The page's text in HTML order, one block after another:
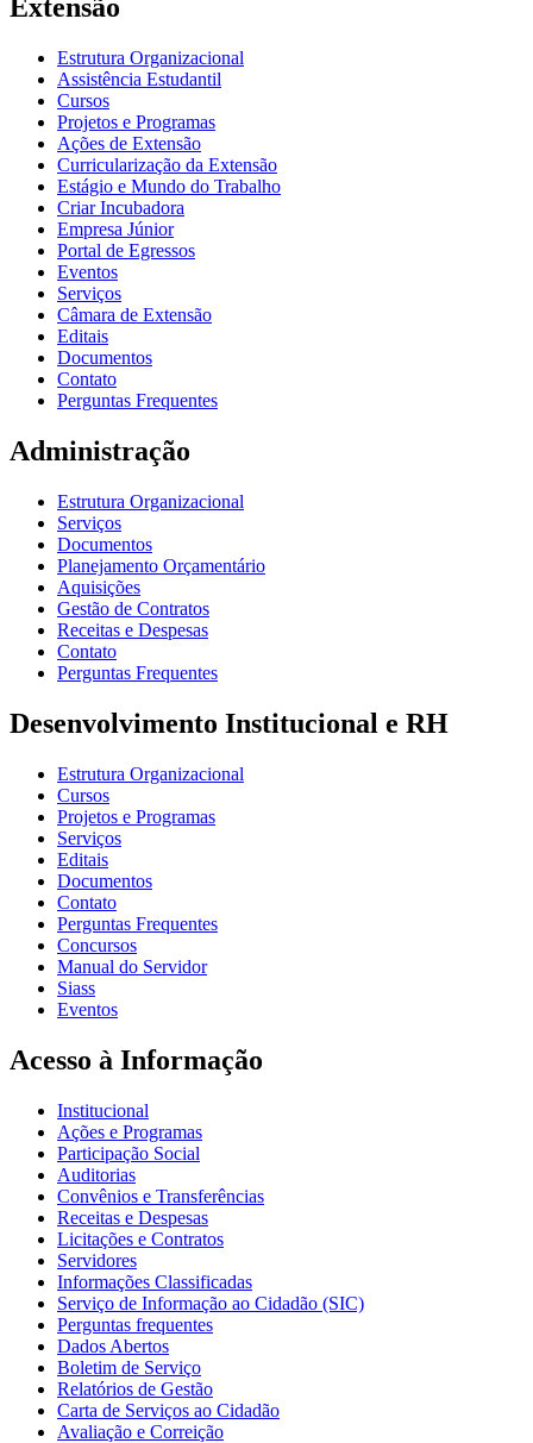
Extensão
Estrutura Organizacional
Assistência Estudantil
Cursos
Projetos e Programas
Ações de Extensão
Curricularização da Extensão
Estágio e Mundo do Trabalho
Criar Incubadora
Empresa Júnior
Portal de Egressos
Eventos
Serviços
Câmara de Extensão
Editais
Documentos
Contato
Perguntas Frequentes
Administração
Estrutura Organizacional
Serviços
Documentos
Planejamento Orçamentário
Aquisições
Gestão de Contratos
Receitas e Despesas
Contato
Perguntas Frequentes
Desenvolvimento Institucional e RH
Estrutura Organizacional
Cursos
Projetos e Programas
Serviços
Editais
Documentos
Contato
Perguntas Frequentes
Concursos
Manual do Servidor
Siass
Eventos
Acesso à Informação
Institucional
Ações e Programas
Participação Social
Auditorias
Convênios e Transferências
Receitas e Despesas
Licitações e Contratos
Servidores
Informações Classificadas
Serviço de Informação ao Cidadão (SIC)
Perguntas frequentes
Dados Abertos
Boletim de Serviço
Relatórios de Gestão
Carta de Serviços ao Cidadão
Avaliação e Correição